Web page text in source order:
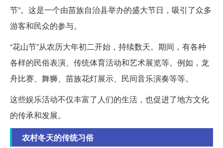
节”。这是一个由苗族自治县举办的盛大节日，吸引了众多
游客和民众的参与。
“花山节”从农历大年初二开始，持续数天。期间，有各种
各样的民俗表演、传统体育活动和艺术展览等。例如，龙
舟比赛、舞狮、苗族花灯展示、民间音乐演奏等等。
这些娱乐活动不仅丰富了人们的生活，也促进了地方文化
的传承和发展。
农村冬天的传统习俗